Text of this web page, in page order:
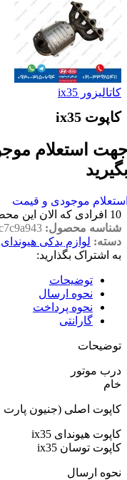
کاتالیزور ix35
کاپوت ix35
استعلام
موجودی و قیمت
10 افرادی که الان این
شناسه محصول:
دسته: لوازم یدکی هیوندای ix35
به اشتراک بگذارید:
توضیحات
نحوه ارسال
نحوه پرداخت
گارانتی
توضیحات
درب موتور
خام
کاپوت اصلی (جنیون
کاپوت هیوندای ix35
کاپوت توسان ix35
نحوه ارسال